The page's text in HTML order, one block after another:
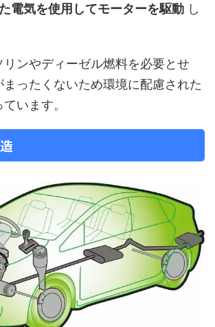
電気を使用してモーターを駆動 し
リンやディーゼル燃料を必要とせ
ったくないため環境に配慮された
います。